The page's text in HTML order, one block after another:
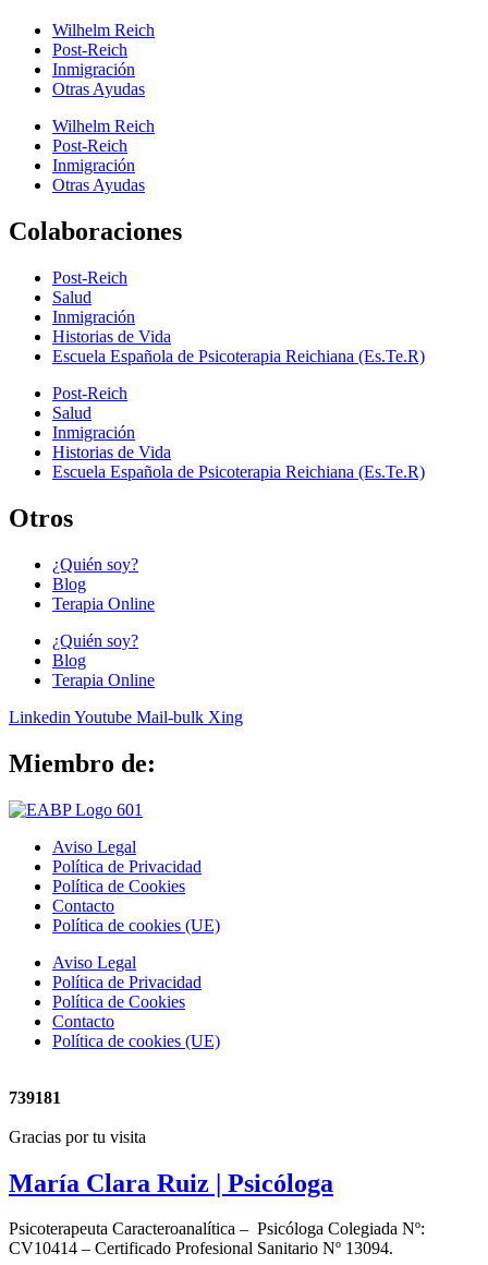
Wilhelm Reich
Post-Reich
Inmigración
Otras Ayudas
Wilhelm Reich
Post-Reich
Inmigración
Otras Ayudas
Colaboraciones
Post-Reich
Salud
Inmigración
Historias de Vida
Escuela Española de Psicoterapia Reichiana (Es.Te.R)
Post-Reich
Salud
Inmigración
Historias de Vida
Escuela Española de Psicoterapia Reichiana (Es.Te.R)
Otros
¿Quién soy?
Blog
Terapia Online
¿Quién soy?
Blog
Terapia Online
Linkedin Youtube Mail-bulk Xing
Miembro de:
Aviso Legal
Política de Privacidad
Política de Cookies
Contacto
Política de cookies (UE)
Aviso Legal
Política de Privacidad
Política de Cookies
Contacto
Política de cookies (UE)
739181
Gracias por tu visita
María Clara Ruiz | Psicóloga
Psicoterapeuta Caracteroanalítica – Psicóloga Colegiada Nº:
CV10414 – Certificado Profesional Sanitario Nº 13094.